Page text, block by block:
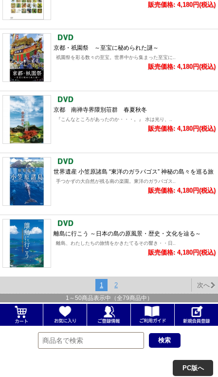
販売価格: 4,180円(税込)
京都・祇園祭 ～至宝に秘められた謎～
祇園祭を彩る数々の至宝。世界中から集まった至宝に..
販売価格: 4,180円(税込)
京都 南禅寺界隈別荘群 春夏秋冬
『こんなところがあったのか・・・。』 水は光り、..
販売価格: 4,180円(税込)
世界遺産 小笠原諸島 “東洋のガラパゴス” 神秘の島々を巡る旅
手つかずの大自然が残る南の楽園。東洋のガラパゴス..
販売価格: 4,180円(税込)
離島に行こう ～日本の島の原風景・歴史・文化を辿る～
離島、わたしたちの旅情をかきたてるその響き・・日..
販売価格: 4,180円(税込)
1 2 次へ
1 ～ 50商品表示中（全79商品中）
PC版へ